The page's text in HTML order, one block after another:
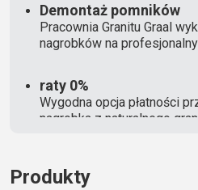
Demontaż pomników
Pracownia Granitu Graal
nagrobków na
raty 0%
Wygodna opcja płatności
nagrobka z naturalnego
Produkty